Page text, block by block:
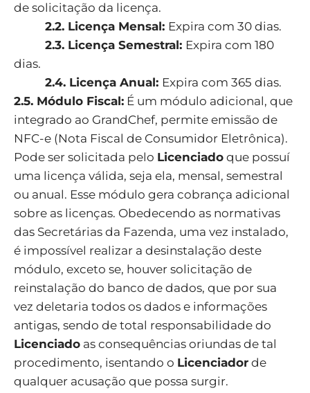
de solicitação da licença.
2.2. Licença Mensal: Expira com 30 dias.
2.3. Licença Semestral: Expira com 180
dias.
2.4. Licença Anual: Expira com 365 dias.
2.5. Módulo Fiscal: É um módulo adicional, que
integrado ao GrandChef, permite emissão de
NFC-e (Nota Fiscal de Consumidor Eletrônica).
Pode ser solicitada pelo Licenciado que possuí
uma licença válida, seja ela, mensal, semestral
ou anual. Esse módulo gera cobrança adicional
sobre as licenças. Obedecendo as normativas
das Secretárias da Fazenda, uma vez instalado,
é impossível realizar a desinstalação deste
módulo, exceto se, houver solicitação de
reinstalação do banco de dados, que por sua
vez deletaria todos os dados e informações
antigas, sendo de total responsabilidade do
Licenciado as consequências oriundas de tal
procedimento, isentando o Licenciador de
qualquer acusação que possa surgir.